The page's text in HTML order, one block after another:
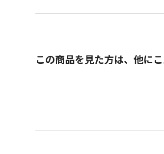
この商品を見た方は、他に